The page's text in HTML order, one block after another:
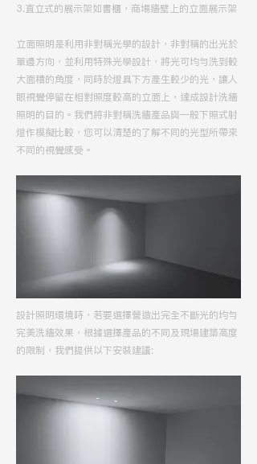
3.直立式的展示架如書櫃，商場牆壁上的立面展示架
立面照明是利用非對稱光學的設計，非對稱的出光於
單邊方向，並利用特殊光學設計，將光可均勻洗到較
大面積的角度，同時於燈具下方產生較少的光，讓人
眼視覺停留在相對照度較高的立面上，達成設計洗牆
照明的目的。我們將非對稱洗牆產品與一般下照式射
燈作模擬比較，您可以清楚的了解不同的光型所帶來
不同的視覺感受。
設計照明環境時，若要選擇營造出完全不斷光的均勻
完美洗牆效果，根據選擇產品的不同及現場建築高度
的限制，我們提供以下安裝建議: